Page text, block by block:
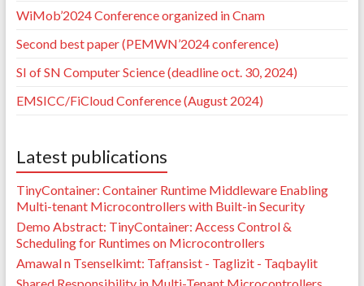
WiMob’2024 Conference organized in Cnam
Second best paper (PEMWN’2024 conference)
SI of SN Computer Science (deadline oct. 30, 2024)
EMSICC/FiCloud Conference (August 2024)
Latest publications
TinyContainer: Container Runtime Middleware Enabling
Multi-tenant Microcontrollers with Built-in Security
Demo Abstract: TinyContainer: Access Control &
Scheduling for Runtimes on Microcontrollers
Amawal n Tsenselkimt: Tafṛansist - Taglizit - Taqbaylit